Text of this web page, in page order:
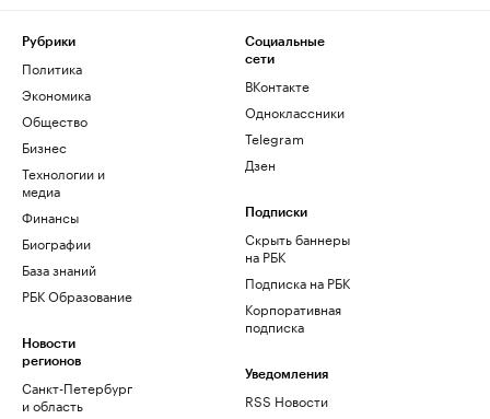
Рубрики
Политика
Экономика
Общество
Бизнес
Технологии и
медиа
Финансы
Биографии
База знаний
РБК Образование
Новости
регионов
Санкт-Петербург
и область
Социальные
сети
ВКонтакте
Одноклассники
Telegram
Дзен
Подписки
Скрыть баннеры
на РБК
Подписка на РБК
Корпоративная
подписка
Уведомления
RSS Новости